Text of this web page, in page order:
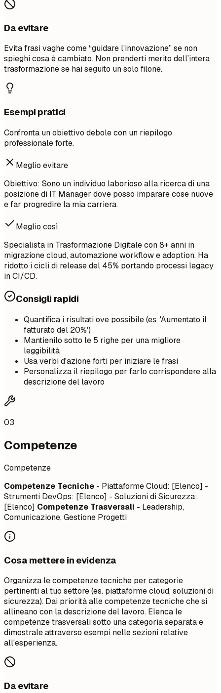
Da evitare
Evita frasi vaghe come “guidare l’innovazione” se non
spieghi cosa è cambiato. Non prenderti merito dell’intera
trasformazione se hai seguito un solo filone.
Esempi pratici
Confronta un obiettivo debole con un riepilogo
professionale forte.
Meglio evitare
Obiettivo: Sono un individuo laborioso alla ricerca di una
posizione di IT Manager dove posso imparare cose nuove
e far progredire la mia carriera.
Meglio così
Specialista in Trasformazione Digitale con 8+ anni in
migrazione cloud, automazione workflow e adoption. Ha
ridotto i cicli di release del 45% portando processi legacy
in CI/CD.
Consigli rapidi
Quantifica i risultati ove possibile (es. 'Aumentato il
fatturato del 20%')
Mantienilo sotto le 5 righe per una migliore
leggibilità
Usa verbi d'azione forti per iniziare le frasi
Personalizza il riepilogo per farlo corrispondere alla
descrizione del lavoro
03
Competenze
Competenze
Competenze Tecniche - Piattaforme Cloud: [Elenco] -
Strumenti DevOps: [Elenco] - Soluzioni di Sicurezza:
[Elenco] Competenze Trasversali - Leadership,
Comunicazione, Gestione Progetti
Cosa mettere in evidenza
Organizza le competenze tecniche per categorie
pertinenti al tuo settore (es. piattaforme cloud, soluzioni di
sicurezza). Dai priorità alle competenze tecniche che si
allineano con la descrizione del lavoro. Elenca le
competenze trasversali sotto una categoria separata e
dimostrale attraverso esempi nelle sezioni relative
all'esperienza.
Da evitare